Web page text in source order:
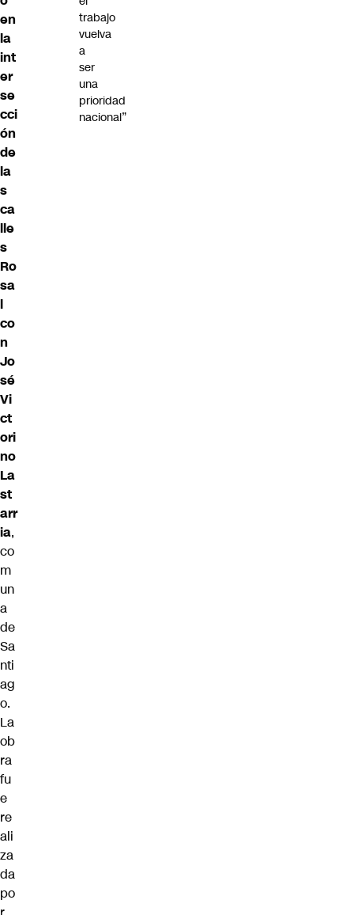
en
la
int
er
se
cci
ón
de
la
s
ca
lle
s
Ro
sa
l
co
n
Jo
sé
Vi
ct
ori
no
La
st
arr
ia,
co
m
un
a
de
Sa
nti
ag
o.
La
ob
ra
fu
e
re
ali
za
da
po
trabajo
vuelva
a
ser
una
prioridad
nacional”